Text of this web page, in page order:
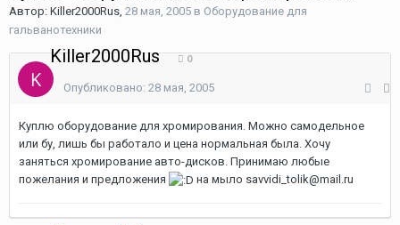
Автор: Killer2000Rus, 28 мая, 2005 в Оборудование для
гальванотехники
Killer2000Rus 0
Опубликовано: 28 мая, 2005
Куплю оборудование для хромирования. Можно самодельное
или бу, лишь бы работало и цена нормальная была. Хочу
заняться хромирование авто-дисков. Принимаю любые
пожелания и предложения
на мыло savvidi_tolik@mail.ru